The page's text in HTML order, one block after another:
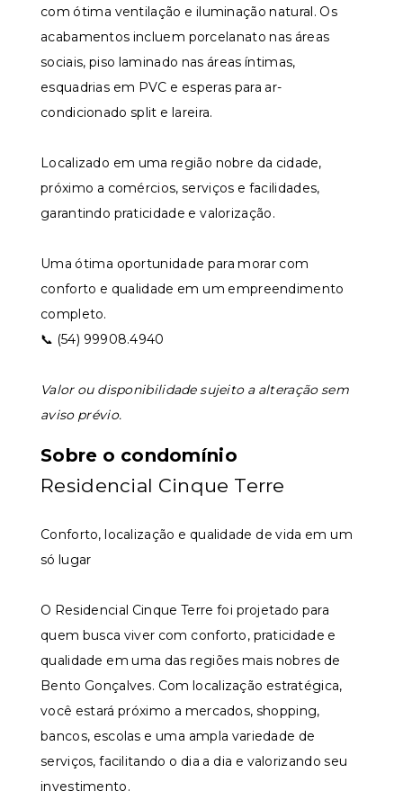
com ótima ventilação e iluminação natural. Os
acabamentos incluem porcelanato nas áreas
sociais, piso laminado nas áreas íntimas,
esquadrias em PVC e esperas para ar-
condicionado split e lareira.
Localizado em uma região nobre da cidade,
próximo a comércios, serviços e facilidades,
garantindo praticidade e valorização.
Uma ótima oportunidade para morar com
conforto e qualidade em um empreendimento
completo.
📞 (54) 99908.4940
Valor ou disponibilidade sujeito a alteração sem
aviso prévio.
Sobre o condomínio
Residencial Cinque Terre
Conforto, localização e qualidade de vida em um
só lugar
O Residencial Cinque Terre foi projetado para
quem busca viver com conforto, praticidade e
qualidade em uma das regiões mais nobres de
Bento Gonçalves. Com localização estratégica,
você estará próximo a mercados, shopping,
bancos, escolas e uma ampla variedade de
serviços, facilitando o dia a dia e valorizando seu
investimento.